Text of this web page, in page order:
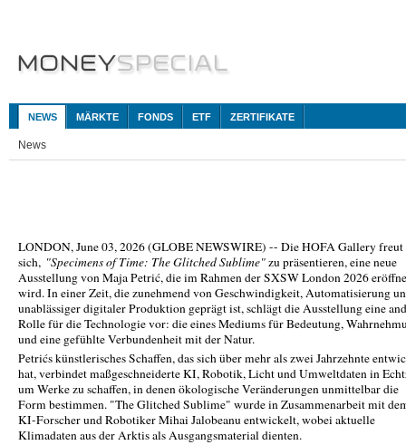
NEWS MÄRKTE FONDS ETF ZERTIFIKATE
News
LONDON, June 03, 2026 (GLOBE NEWSWIRE) -- Die HOFA Gallery freut
sich, "Specimens of Time: The Glitched Sublime"zu präsentieren, eine neue
Ausstellung von Maja Petrić, die im Rahmen der SXSW London 2026
wird. In einer Zeit, die zunehmend von Geschwindigkeit, Automatisierung
unablässiger digitaler Produktion geprägt ist, schlägt die Ausstellung eine
Rolle für die Technologie vor: die eines Mediums für Bedeutung,
und eine gefühlte Verbundenheit mit der Natur.
Petrićs künstlerisches Schaffen, das sich über mehr als zwei Jahrzehnte
hat, verbindet maßgeschneiderte KI, Robotik, Licht und Umweltdaten in
um Werke zu schaffen, in denen ökologische Veränderungen unmittelbar die
Form bestimmen. "The Glitched Sublime" wurde in Zusammenarbeit mit
KI-Forscher und Robotiker Mihai Jalobeanu entwickelt, wobei aktuelle
Klimadaten aus der Arktis als Ausgangsmaterial dienten.